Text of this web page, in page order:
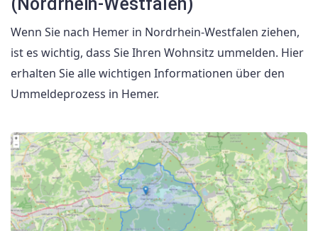
Wenn Sie nach Hemer in Nordrhein-Westfalen ziehen,
ist es wichtig, dass Sie Ihren Wohnsitz ummelden. Hier
erhalten Sie alle wichtigen Informationen über den
Ummeldeprozess in Hemer.